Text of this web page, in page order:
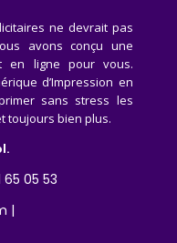
ne devrait pas
avons conçu une
en ligne pour vous.
d’Impression en
sans stress les
toujours bien plus.
65 05 53
|